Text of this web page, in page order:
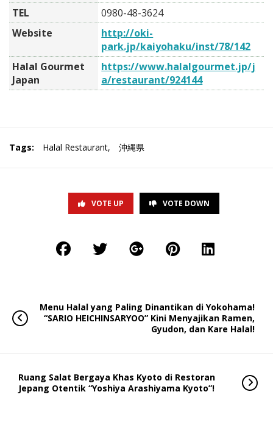
TEL
0980-48-3624
Website
http://oki-
park.jp/kaiyohaku/inst/78/142
Halal Gourmet
Japan
https://www.halalgourmet.jp/j
a/restaurant/924144
Tags: Halal Restaurant, 沖縄県
VOTE UP VOTE DOWN
Menu Halal yang Paling Dinantikan di Yokohama!
“SARIO HEICHINSARYOO” Kini Menyajikan Ramen,
Gyudon, dan Kare Halal!
Ruang Salat Bergaya Khas Kyoto di Restoran
Jepang Otentik “Yoshiya Arashiyama Kyoto”!